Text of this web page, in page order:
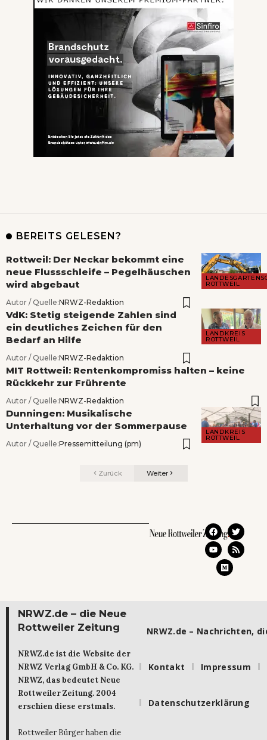
BEREITS GELESEN?
ROTTWEIL
Rottweil: Der Neckar bekommt eine
neue Flussschleife – Pegelhäuschen
wird abgebaut
Autor / Quelle:NRWZ-Redaktion
LANDKREIS
ROTTWEIL
VdK: Stetig steigende Zahlen sind
ein deutliches Zeichen für den
Bedarf an Hilfe
Autor / Quelle:NRWZ-Redaktion
MIT Rottweil: Rentenkompromiss halten – keine
Rückkehr zur Frührente
Autor / Quelle:NRWZ-Redaktion
LANDKREIS
ROTTWEIL
Dunningen: Musikalische
Unterhaltung vor der Sommerpause
Autor / Quelle:Pressemitteilung (pm)
Zurück Weiter
NRWZ.de – die Neue
Rottweiler Zeitung
NRWZ.de ist die Website der
NRWZ Verlag GmbH & Co. KG.
NRWZ, das bedeutet Neue
Rottweiler Zeitung. 2004
erschien diese erstmals.
Rottweiler Bürger haben die
NRWZ.de – Nachrichten,
Kontakt Impressum
Datenschutzerklärung